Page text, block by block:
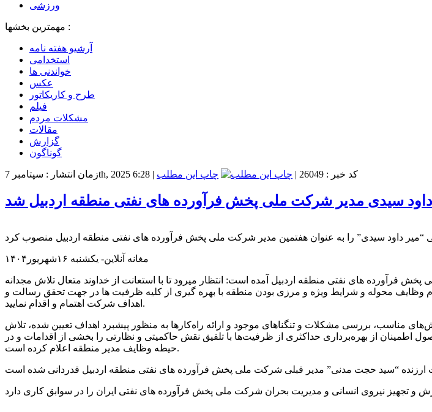
ورزشی
مهمترین بخشها :
آرشیو هفته نامه
استخدامی
خواندنی ها
عکس
طرح و کاریکاتور
فیلم
مشکلات مردم
مقالات
گزارش
گوناگون
زمان انتشار : سپتامبر 7th, 2025 6:28 | کد خبر : 26049 | چاپ این مطلب
داود سیدی مدیر شرکت ملی پخش فرآورده های نفتی منطقه اردبیل شد
مغانه آنلاین- یکشنبه ۱۶شهریور۱۴۰۴
های نفتی منطقه اردبیل آمده است: انتظار میرود تا با استعانت از خداوند متعال تلاش مجدانه
وظایف محوله و شرایط ویژه و مرزی بودن منطقه با بهره گیری از کلیه ظرفیت ها در جهت تحقق رسالت و
اهداف شرکت اهتمام و اقدام نمایید.
مناسب، بررسی مشکلات و تنگناهای موجود و ارائه راه‌کارها به منظور پیشبرد اهداف تعیین شده، تلاش
اطمینان از بهره‌برداری حداکثری از ظرفیت‌ها با تلفیق نقش حاکمیتی و نظارتی را بخشی از اقدامات و در
حیطه وظایف مدیر منطقه اعلام کرده است.